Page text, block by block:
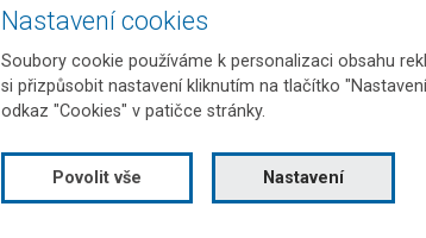
Nastavení cookies
Soubory cookie používáme k personalizaci obsahu
si přizpůsobit nastavení kliknutím na tlačítko
odkaz "Cookies" v patičce stránky.
Povolit vše Nastavení